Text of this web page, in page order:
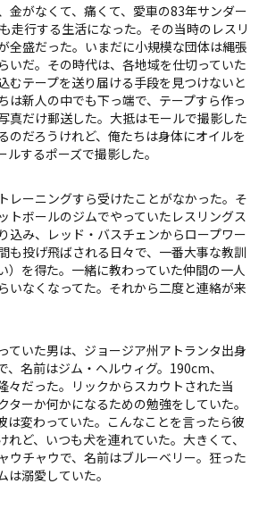
金がなくて、痛くて、愛車の83年サンダー
走行する生活になった。その当時のレスリ
全盛だった。いまだに小規模な団体は縄張
いだ。その時代は、各地域を仕切っていた
むテープを送り届ける手段を見つけないと
は新人の中でも下っ端で、テープすら作っ
真だけ郵送した。大抵はモールで撮影した
のだろうけれど、俺たちは身体にオイルを
するポーズで撮影した。
レーニングすら受けたことがなかった。そ
トボールのジムでやっていたレスリングス
込み、レッド・バスチェンからロープワー
も投げ飛ばされる日々で、一番大事な教訓
）を得た。一緒に教わっていた仲間の一人
いなくなってた。それから二度と連絡が来
ていた男は、ジョージア州アトランタ出身
、名前はジム・ヘルウィグ。190cm、
々だった。リックからスカウトされた当
ターか何かになるための勉強をしていた。
は変わっていた。こんなことを言ったら彼
れど、いつも犬を連れていた。大きくて、
ウチャウで、名前はブルーベリー。狂った
は溺愛していた。